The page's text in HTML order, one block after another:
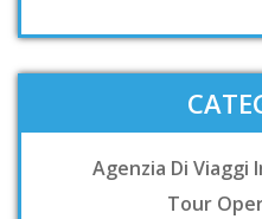
Agenzia Di Viaggi
Tour